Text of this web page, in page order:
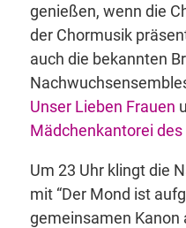
genießen, wenn die
der Chormusik
auch die bekannten
Unser Lieben Frauen
Mädchenkantorei
Um 23 Uhr klingt die
mit “Der Mond ist
gemeinsamen Kanon